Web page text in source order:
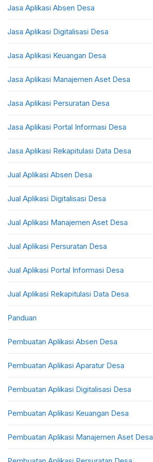
Jasa Aplikasi Absen Desa
Jasa Aplikasi Digitalisasi Desa
Jasa Aplikasi Keuangan Desa
Jasa Aplikasi Manajemen Aset Desa
Jasa Aplikasi Persuratan Desa
Jasa Aplikasi Portal Informasi Desa
Jasa Aplikasi Rekapitulasi Data Desa
Jual Aplikasi Absen Desa
Jual Aplikasi Digitalisasi Desa
Jual Aplikasi Manajemen Aset Desa
Jual Aplikasi Persuratan Desa
Jual Aplikasi Portal Informasi Desa
Jual Aplikasi Rekapitulasi Data Desa
Panduan
Pembuatan Aplikasi Absen Desa
Pembuatan Aplikasi Aparatur Desa
Pembuatan Aplikasi Digitalisasi Desa
Pembuatan Aplikasi Keuangan Desa
Pembuatan Aplikasi Manajemen Aset Desa